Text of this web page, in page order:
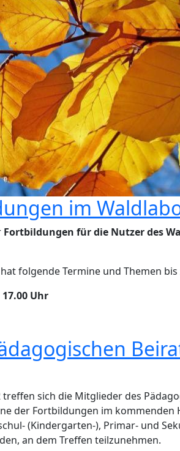
im
Fortbildungen für die Nutzer des
hat folgende Termine und Themen
Uhr
treffen sich die Mitglieder des
der Fortbildungen im
(Kindergarten-), Primar- und
an dem Treffen teilzunehmen.